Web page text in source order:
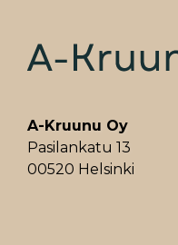
A-Kruunu Oy
Pasilankatu 13
00520 Helsinki